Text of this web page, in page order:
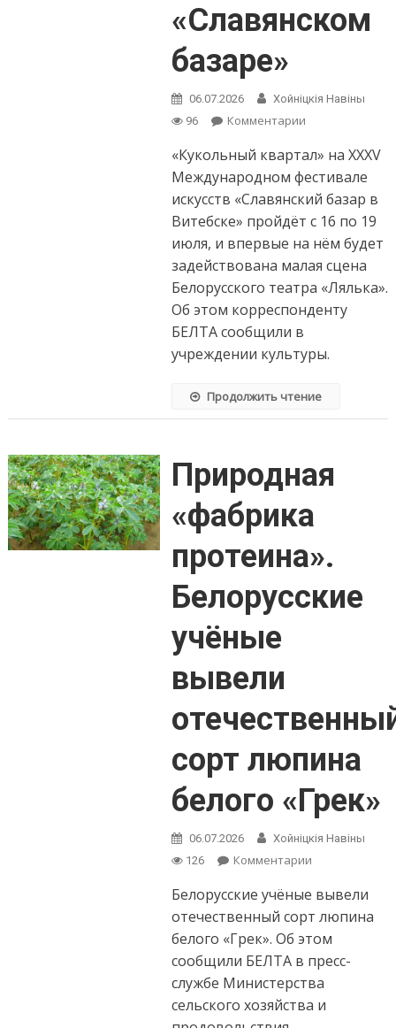
«Славянском
базаре»
06.07.2026
Хойнiцкiя Навiны
96
Комментарииon
четыре
спектакля
день.
Какой
будет
программа
«Кукольного
квартала»
на
базаре»
«Кукольный квартал» на XXXV
Международном фестивале
искусств «Славянский базар в
Витебске» пройдёт с 16 по 19
июля, и впервые на нём будет
задействована малая сцена
Белорусского театра «Лялька».
Об этом корреспонденту
БЕЛТА сообщили в
учреждении культуры.
Продолжить чтение
Природная
«фабрика
протеина».
Белорусские
учёные
вывели
сорт люпина
белого «Грек»
06.07.2026
Хойнiцкiя Навiны
126
Комментарииon
«фабрика
протеина».
учёные
вывели
сорт
Белорусские учёные вывели
отечественный сорт люпина
белого «Грек». Об этом
сообщили БЕЛТА в пресс-
службе Министерства
сельского хозяйства и